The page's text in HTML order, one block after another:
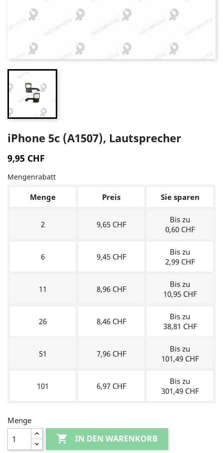
iPhone 5c (A1507), Lautsprecher
9,95 CHF
Mengenrabatt
Menge Preis Sie sparen
2 9,65 CHF
Bis zu
0,60 CHF
6 9,45 CHF
Bis zu
2,99 CHF
11 8,96 CHF
Bis zu
10,95 CHF
26 8,46 CHF
Bis zu
38,81 CHF
51 7,96 CHF
Bis zu
101,49 CHF
101 6,97 CHF
Bis zu
301,49 CHF
Menge
 IN DEN WARENKORB